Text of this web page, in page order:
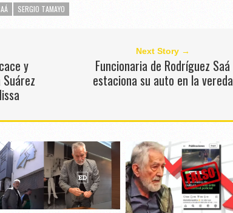
SERGIO TAMAYO
y
Next Story →
Funcionaria de Rodríguez Saá
estaciona su auto en la vereda